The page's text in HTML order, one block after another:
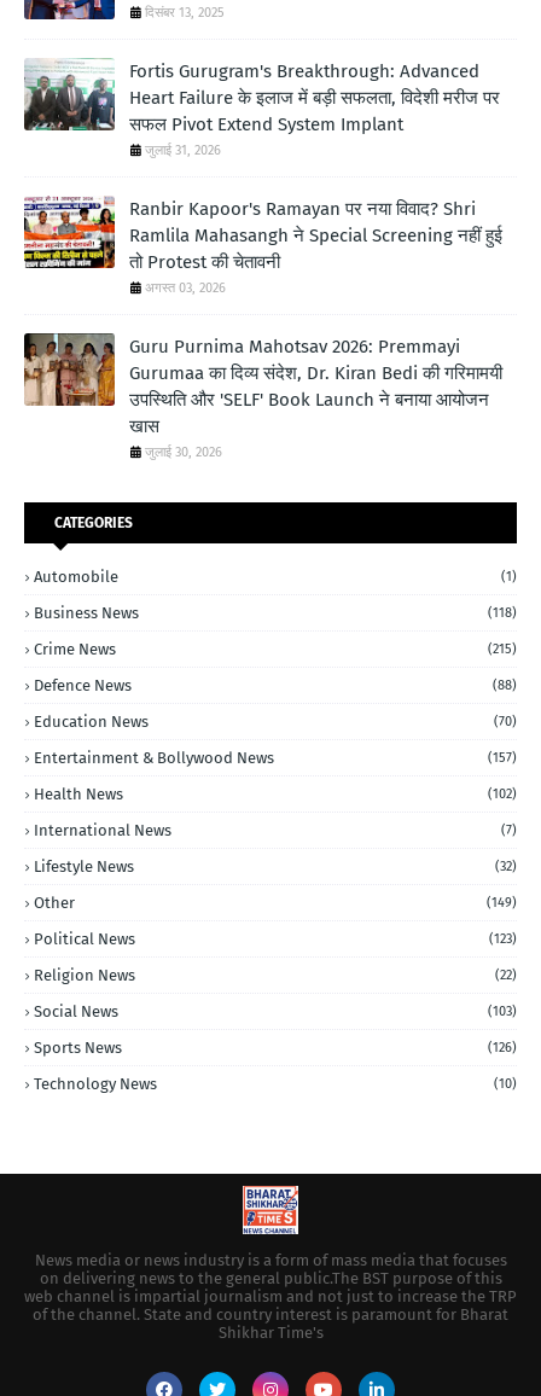
दिसंबर 13, 2025
Fortis Gurugram's Breakthrough: Advanced
Heart Failure के इलाज में बड़ी सफलता, विदेशी मरीज पर
सफल Pivot Extend System Implant
जुलाई 31, 2026
Ranbir Kapoor's Ramayan पर नया विवाद? Shri
Ramlila Mahasangh ने Special Screening नहीं हुई
तो Protest की चेतावनी
अगस्त 03, 2026
Guru Purnima Mahotsav 2026: Premmayi
Gurumaa का दिव्य संदेश, Dr. Kiran Bedi की गरिमामयी
उपस्थिति और 'SELF' Book Launch ने बनाया आयोजन
खास
जुलाई 30, 2026
CATEGORIES
Automobile (1)
Business News (118)
Crime News (215)
Defence News (88)
Education News (70)
Entertainment & Bollywood News (157)
Health News (102)
International News (7)
Lifestyle News (32)
Other (149)
Political News (123)
Religion News (22)
Social News (103)
Sports News (126)
Technology News (10)
News media or news industry is a form of mass media that focuses
on delivering news to the general public.The BST purpose of this
web channel is impartial journalism and not just to increase the TRP
of the channel. State and country interest is paramount for Bharat
Shikhar Time's